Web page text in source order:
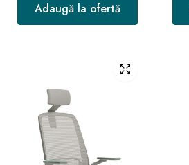
Adaugă la ofertă